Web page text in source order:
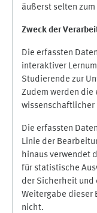
äußerst selten
Zweck der
Die erfassten
interaktiver
Studierende zur
Zudem werden die
wissenschaftlicher
Die erfassten
Linie der
hinaus verwendet
für statistische
der Sicherheit und
Weitergabe dieser
nicht.